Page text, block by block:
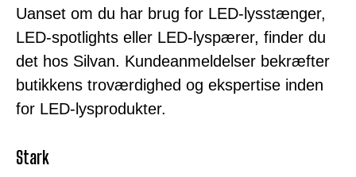
Uanset om du har brug for LED-lysstænger,
LED-spotlights eller LED-lyspærer, finder du
det hos Silvan. Kundeanmeldelser bekræfter
butikkens troværdighed og ekspertise inden
for LED-lysprodukter.
Stark